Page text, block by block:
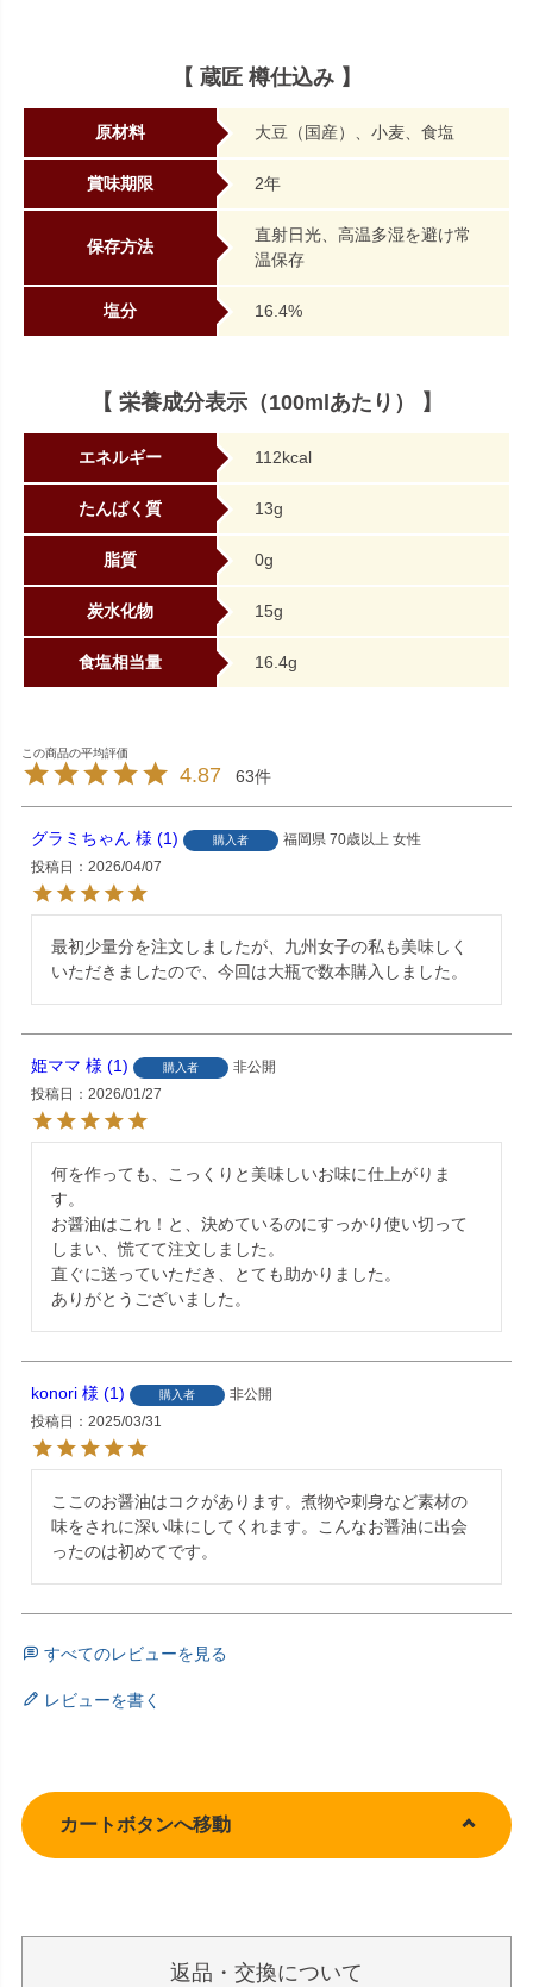
【 蔵匠 樽仕込み 】
原材料 大豆（国産）、小麦、食塩
賞味期限 2年
保存方法
直射日光、高温多湿を避け常
温保存
塩分 16.4%
【 栄養成分表示（100mlあたり） 】
エネルギー 112kcal
たんぱく質 13g
脂質 0g
炭水化物 15g
食塩相当量 16.4g
4.87 63
グラミちゃん 1 購入者 福岡県 70歳以上 女性
投稿日
2026/04/07
最初少量分を注文しましたが、九州女子の私も美味しく
いただきましたので、今回は大瓶で数本購入しました。
姫ママ 1 購入者
非公開
投稿日
2026/01/27
何を作っても、こっくりと美味しいお味に仕上がりま
す。
お醤油はこれ！と、決めているのにすっかり使い切って
しまい、慌てて注文しました。
直ぐに送っていただき、とても助かりました。
ありがとうございました。
konori 1 購入者
非公開
投稿日
2025/03/31
ここのお醤油はコクがあります。煮物や刺身など素材の
味をされに深い味にしてくれます。こんなお醤油に出会
ったのは初めてです。
すべてのレビューを見る
レビューを書く
カートボタンへ移動
返品・交換について